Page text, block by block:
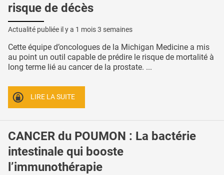
risque de décès
Actualité publiée il y a 1 mois 3 semaines
Cette équipe d’oncologues de la Michigan Medicine a mis
au point un outil capable de prédire le risque de mortalité à
long terme lié au cancer de la prostate. ...
LIRE LA SUITE
CANCER du POUMON : La bactérie
intestinale qui booste
l’immunothérapie